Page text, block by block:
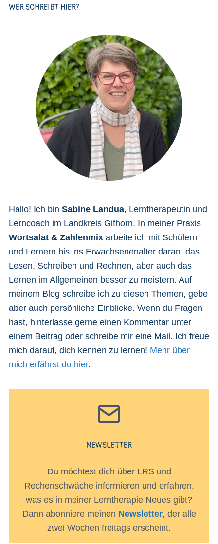
WER SCHREIBT HIER?
Hallo! Ich bin Sabine Landua, Lerntherapeutin und
Lerncoach im Landkreis Gifhorn. In meiner Praxis
Wortsalat & Zahlenmix arbeite ich mit Schülern
und Lernern bis ins Erwachsenenalter daran, das
Lesen, Schreiben und Rechnen, aber auch das
Lernen im Allgemeinen besser zu meistern. Auf
meinem Blog schreibe ich zu diesen Themen, gebe
aber auch persönliche Einblicke. Wenn du Fragen
hast, hinterlasse gerne einen Kommentar unter
einem Beitrag oder schreibe mir eine Mail. Ich freue
mich darauf, dich kennen zu lernen! Mehr über
mich erfährst du hier.
NEWSLETTER
Du möchtest dich über LRS und
Rechenschwäche informieren und erfahren,
was es in meiner Lerntherapie Neues gibt?
Dann abonniere meinen Newsletter, der alle
zwei Wochen freitags erscheint.